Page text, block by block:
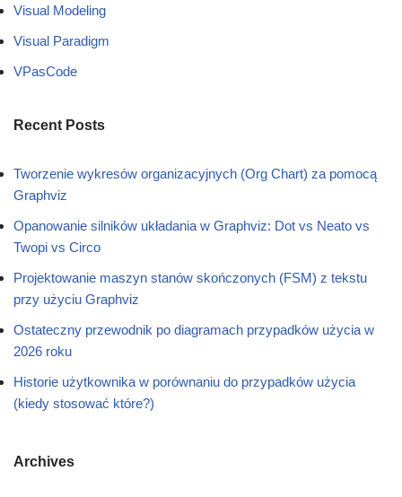
Visual Modeling
Visual Paradigm
VPasCode
Recent Posts
Tworzenie wykresów organizacyjnych (Org Chart) za pomocą
Graphviz
Opanowanie silników układania w Graphviz: Dot vs Neato vs
Twopi vs Circo
Projektowanie maszyn stanów skończonych (FSM) z tekstu
przy użyciu Graphviz
Ostateczny przewodnik po diagramach przypadków użycia w
2026 roku
Historie użytkownika w porównaniu do przypadków użycia
(kiedy stosować które?)
Archives